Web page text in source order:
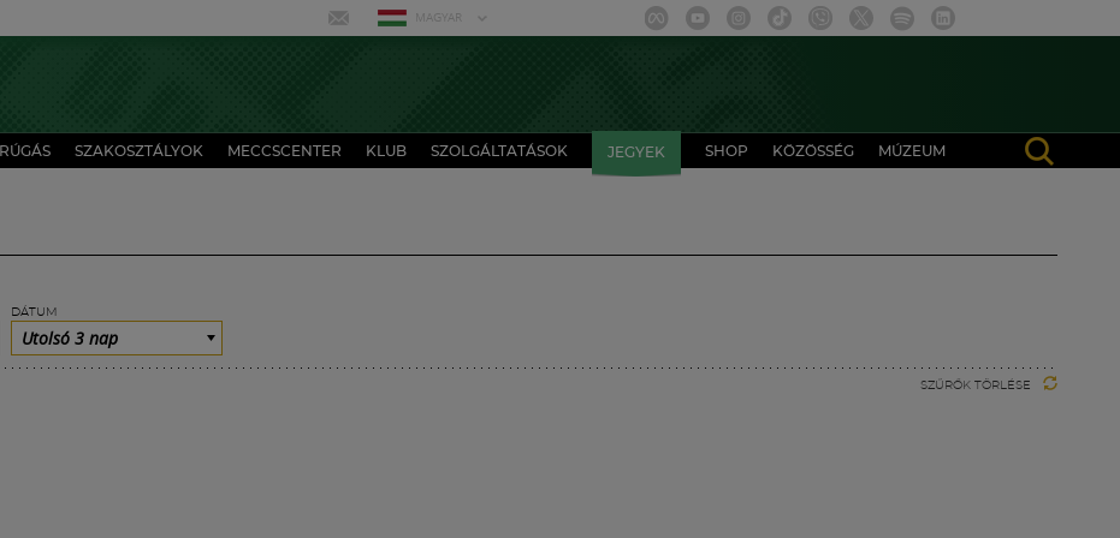
MAGYAR
SZAKOSZTÁLYOK MECCSCENTER KLUB SZOLGÁLTATÁSOK JEGYEK SHOP KÖZÖSSÉG MÚZEUM
DÁTUM
Utolsó 3 nap
SZŰRŐK TÖRLÉSE